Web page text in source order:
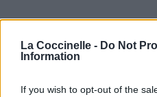
La Coccinelle - Do Not
Information
If you wish to opt-out of the